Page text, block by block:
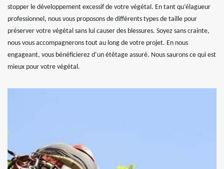
stopper le développement excessif de votre végétal. En tant qu’élagueur
professionnel, nous vous proposons de différents types de taille pour
préserver votre végétal sans lui causer des blessures. Soyez sans crainte,
nous vous accompagnerons tout au long de votre projet. En nous
engageant, vous bénéficierez d’un étêtage assuré. Nous saurons ce qui est
mieux pour votre végétal.